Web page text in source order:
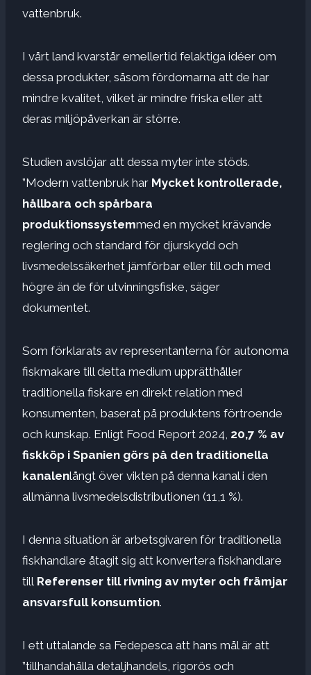
vattenbruk.
I vårt land kvarstår emellertid felaktiga idéer om
dessa produkter, såsom fördomarna att de har
mindre kvalitet, vilket är mindre friska eller att
deras miljöpåverkan är större.
Studien avslöjar att dessa myter inte stöds.
”Modern vattenbruk har Mycket kontrollerade,
hållbara och spårbara
produktionssystemmed en mycket krävande
reglering och standard för djurskydd och
livsmedelssäkerhet jämförbar eller till och med
högre än de för utvinningsfiske, säger
dokumentet.
Som förklarats av representanterna för autonoma
fiskmakare till detta medium upprätthåller
traditionella fiskare en direkt relation med
konsumenten, baserat på produktens förtroende
och kunskap. Enligt Food Report 2024, 20,7 % av
fiskköp i Spanien görs på den traditionella
kanalenlångt över vikten på denna kanal i den
allmänna livsmedelsdistributionen (11,1 %).
I denna situation är arbetsgivaren för traditionella
fiskhandlare åtagit sig att konvertera fiskhandlare
till Referenser till rivning av myter och främjar
ansvarsfull konsumtion.
I ett uttalande sa Fedepesca att hans mål är att
”tillhandahålla detaljhandels, rigorös och